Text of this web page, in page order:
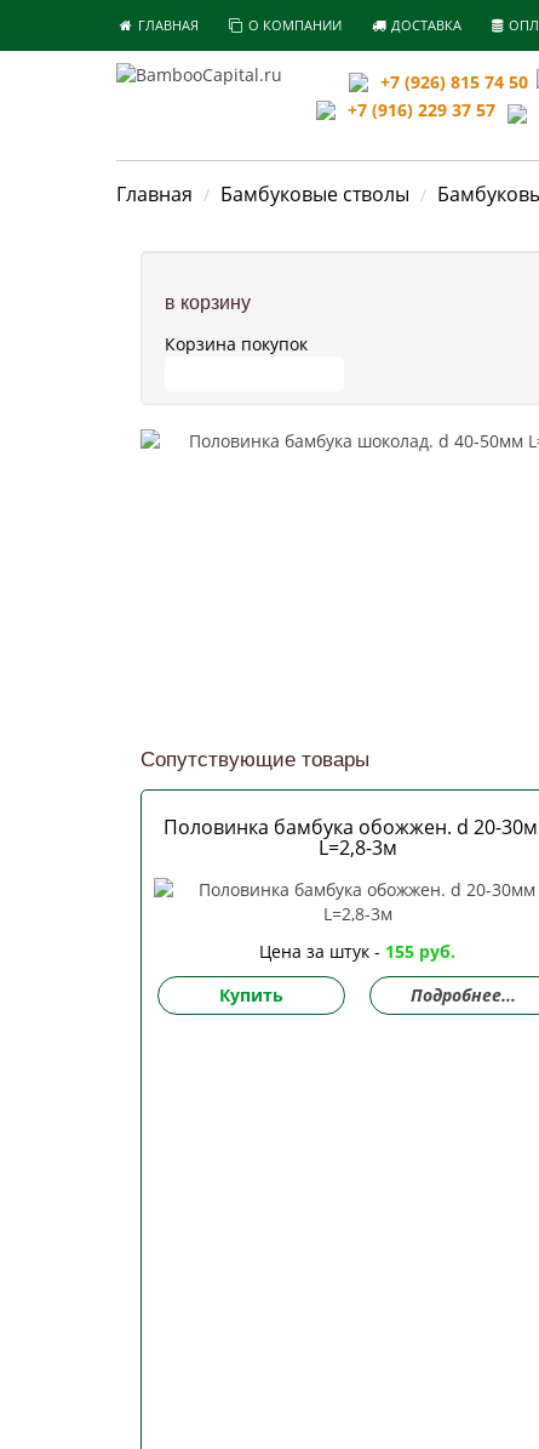
ГЛАВНАЯ О КОМПАНИИ ДОСТАВКА
+7 (926) 815 74 50
+7 (916) 229 37 57
Главная Бамбуковые стволы
в корзину
Корзина покупок
Сопутствующие товары
Половинка бамбука обожжен. d 20-
L=2,8-3м
Цена за штук - 155 руб.
Купить
Подробнее...